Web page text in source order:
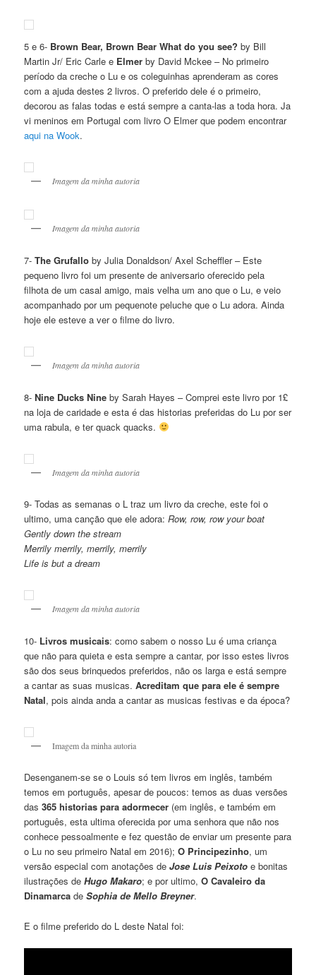
5 e 6- Brown Bear, Brown Bear What do you see? by Bill
Martin Jr/ Eric Carle e Elmer by David Mckee – No primeiro
período da creche o Lu e os coleguinhas aprenderam as cores
com a ajuda destes 2 livros. O preferido dele é o primeiro,
decorou as falas todas e está sempre a canta-las a toda hora. Ja
vi meninos em Portugal com livro O Elmer que podem encontrar
aqui na Wook.
Imagem da minha autoria
Imagem da minha autoria
7-The Grufallo by Julia Donaldson/ Axel Scheffler – Este
pequeno livro foi um presente de aniversario oferecido pela
filhota de um casal amigo, mais velha um ano que o Lu, e veio
acompanhado por um pequenote peluche que o Lu adora. Ainda
hoje ele esteve a ver o filme do livro.
Imagem da minha autoria
8-Nine Ducks Nine by Sarah Hayes – Comprei este livro por 1£
na loja de caridade e esta é das historias preferidas do Lu por ser
uma rabula, e ter quack quacks.
Imagem da minha autoria
9- Todas as semanas o L traz um livro da creche, este foi o
ultimo, uma canção que ele adora:Row, row, row your boat
Gently down the stream
Merrily merrily, merrily, merrily
Life is but a dream
Imagem da minha autoria
10- Livros musicais: como sabem o nosso Lu é uma criança
que não para quieta e esta sempre a cantar, por isso estes livros
são dos seus brinquedos preferidos, não os larga e está sempre
a cantar as suas musicas.Acreditam que para ele é sempre
Natal, pois ainda anda a cantar as musicas festivas e da época?
Imagem da minha autoria
Desenganem-se se o Louis só tem livros em inglês, também
temos em português, apesar de poucos: temos as duas versões
das365 historias para adormecer (em inglês, e também em
português, esta ultima oferecida por uma senhora que não nos
conhece pessoalmente e fez questão de enviar um presente para
o Lu no seu primeiro Natal em 2016);O Principezinho, um
versão especial com anotações deJose Luis Peixoto e bonitas
ilustrações deHugo Makaro; e por ultimo,O Cavaleiro da
Dinamarca deSophia de Mello Breyner.
E o filme preferido do L deste Natal foi: